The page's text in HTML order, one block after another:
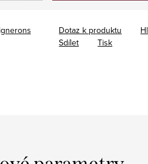
Tisk
Dotaz k produktu
Sdílet